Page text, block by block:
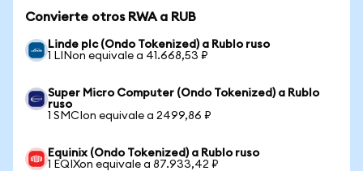
Convierte otros RWA a RUB
Linde plc (Ondo Tokenized) a Rublo ruso
1 LINon equivale a 41.668,53 ₽
Super Micro Computer (Ondo Tokenized) a Rublo
ruso
1 SMCIon equivale a 2499,86 ₽
Equinix (Ondo Tokenized) a Rublo ruso
1 EQIXon equivale a 87.933,42 ₽